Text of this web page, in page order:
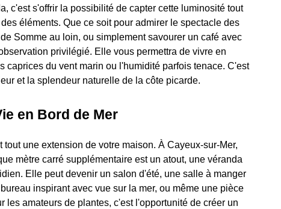
c'est s'offrir la possibilité de capter cette luminosité tout
éléments. Que ce soit pour admirer le spectacle des
Somme au loin, ou simplement savourer un café avec
privilégié. Elle vous permettra de vivre en
caprices du vent marin ou l'humidité parfois tenace. C'est
et la splendeur naturelle de la côte picarde.
en Bord de Mer
une extension de votre maison. À Cayeux-sur-Mer,
mètre carré supplémentaire est un atout, une véranda
Elle peut devenir un salon d'été, une salle à manger
inspirant avec vue sur la mer, ou même une pièce
les amateurs de plantes, c'est l'opportunité de créer un